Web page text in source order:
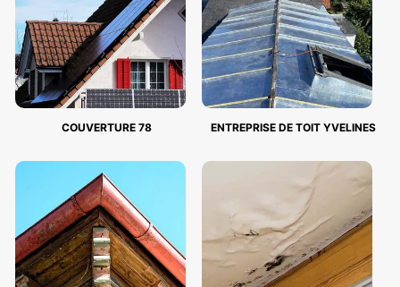
COUVERTURE 78 ENTREPRISE DE TOIT YVELINES